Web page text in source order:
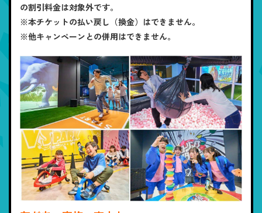
の割引料金は対象外です。
※本チケットの払い戻し（換金）はできません。
※他キャンペーンとの併用はできません。